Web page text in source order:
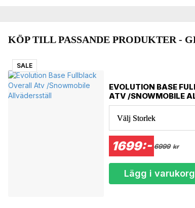
- Justerbart snölås som håller snön ute ur handsken
- Andningsmembran som gör handsken sval.
- Förstärkningar på mest utsatta ställen.
- Bra passform.
- Kardborrestängningar för justering.
- Analin extra mjuk skinn nöt skinn
- Elastisk material
- Distortion control lillfinger med förstärkt skinn
Vattentät membran i form en tunn plastfilm som lamineras
plastfilmen är porös, alltså innehåller små håligheter som
vattenmolekyler (ånga), men stoppar vatten i form av
som det sätter stopp för att regn / vatten tränger sig
KÖP TILL PASSANDE PRODUKTER -
SALE
EVOLUTION BASE
ATV /SNOWMOBILE
Välj Storlek
1699:- 6999 kr
Lägg i